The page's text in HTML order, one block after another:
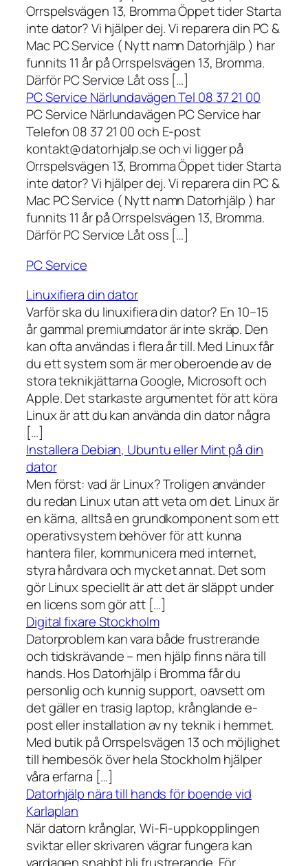
Orrspelsvägen 13, Bromma Öppet tider Starta
inte dator? Vi hjälper dej. Vi reparera din PC &
Mac PC Service ( Nytt namn Datorhjälp ) har
funnits 11 år på Orrspelsvägen 13, Bromma.
Därför PC Service Låt oss […]
PC Service Närlundavägen Tel 08 37 21 00
PC Service Närlundavägen PC Service har
Telefon 08 37 21 00 och E-post
kontakt@datorhjalp.se och vi ligger på
Orrspelsvägen 13, Bromma Öppet tider Starta
inte dator? Vi hjälper dej. Vi reparera din PC &
Mac PC Service ( Nytt namn Datorhjälp ) har
funnits 11 år på Orrspelsvägen 13, Bromma.
Därför PC Service Låt oss […]
PC Service
Linuxifiera din dator
Varför ska du linuxifiera din dator? En 10–15
år gammal premiumdator är inte skräp. Den
kan ofta användas i flera år till. Med Linux får
du ett system som är mer oberoende av de
stora teknikjättarna Google, Microsoft och
Apple. Det starkaste argumentet för att köra
Linux är att du kan använda din dator några
[…]
Installera Debian, Ubuntu eller Mint på din
dator
Men först: vad är Linux? Troligen använder
du redan Linux utan att veta om det. Linux är
en kärna, alltså en grundkomponent som ett
operativsystem behöver för att kunna
hantera filer, kommunicera med internet,
styra hårdvara och mycket annat. Det som
gör Linux speciellt är att det är släppt under
en licens som gör att […]
Digital fixare Stockholm
Datorproblem kan vara både frustrerande
och tidskrävande – men hjälp finns nära till
hands. Hos Datorhjälp i Bromma får du
personlig och kunnig support, oavsett om
det gäller en trasig laptop, krånglande e-
post eller installation av ny teknik i hemmet.
Med butik på Orrspelsvägen 13 och möjlighet
till hembesök över hela Stockholm hjälper
våra erfarna […]
Datorhjälp nära till hands för boende vid
Karlaplan
När datorn krånglar, Wi-Fi-uppkopplingen
sviktar eller skrivaren vägrar fungera kan